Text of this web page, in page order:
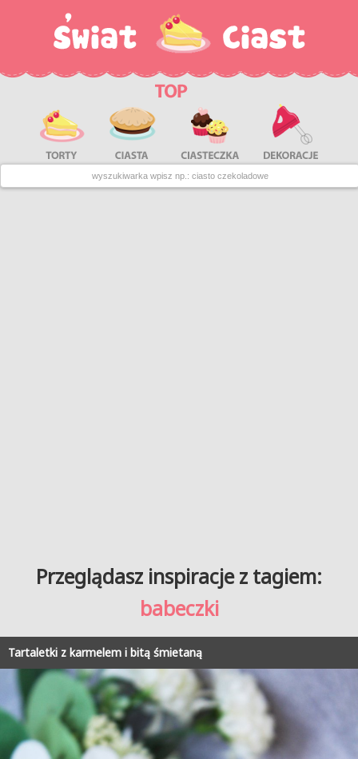
Przeglądasz inspiracje z tagiem:
babeczki
Tartaletki z karmelem i bitą śmietaną